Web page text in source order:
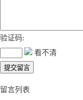
验证码:
看不清
留言列表